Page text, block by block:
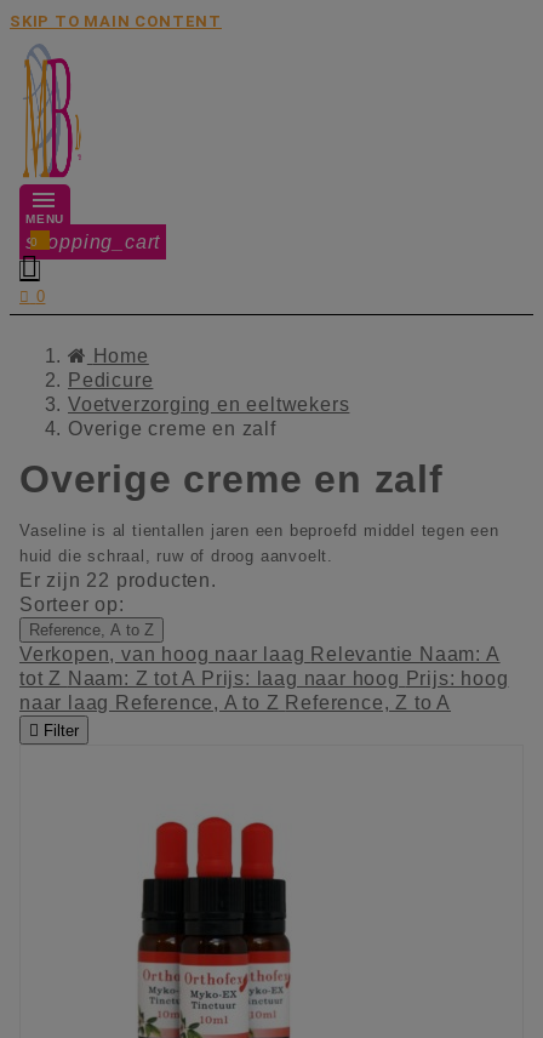
SKIP TO MAIN CONTENT
MENU
shopping_cart
0

 0
Home
Pedicure
Voetverzorging en eeltwekers
Overige creme en zalf
Overige creme en zalf
Vaseline is al tientallen jaren een beproefd middel tegen een
huid die schraal, ruw of droog aanvoelt.
Er zijn 22 producten.
Sorteer op:
Reference, A to Z
Verkopen, van hoog naar laag Relevantie Naam: A
tot Z Naam: Z tot A Prijs: laag naar hoog Prijs: hoog
naar laag Reference, A to Z Reference, Z to A
 Filter